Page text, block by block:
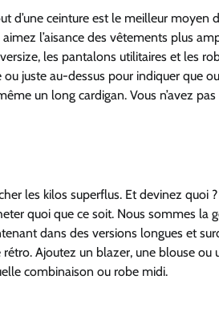
d’une ceinture est le meilleur moyen
l’aisance des vêtements plus
les pantalons utilitaires et les
juste au-dessus pour indiquer que
un long cardigan. Vous n’avez pas
les kilos superflus. Et devinez quoi
quoi que ce soit. Nous sommes la
dans des versions longues et
Ajoutez un blazer, une blouse ou
combinaison ou robe midi.